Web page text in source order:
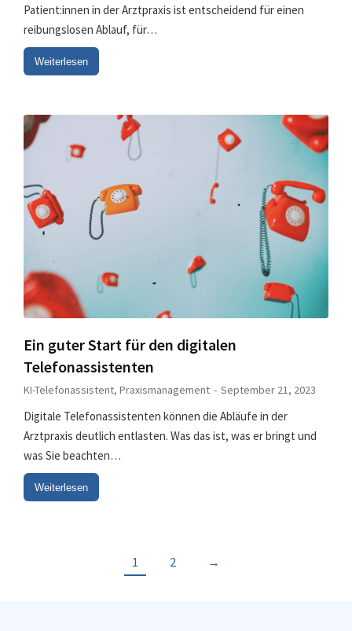
Patient:innen in der Arztpraxis ist entscheidend für einen
reibungslosen Ablauf, für…
Weiterlesen
Ein guter Start für den digitalen
Telefonassistenten
KI-Telefonassistent, Praxismanagement September 21, 2023
Digitale Telefonassistenten können die Abläufe in der
Arztpraxis deutlich entlasten. Was das ist, was er bringt und
was Sie beachten…
Weiterlesen
1 2 →